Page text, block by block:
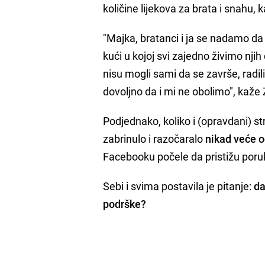
količine lijekova za brata i snahu,
"Majka, bratanci i ja se nadamo
kući u kojoj svi zajedno živimo
nisu mogli sami da se završe,
dovoljno da i mi ne obolimo", kaže
Podjednako, koliko i (opravdani)
zabrinulo i razočaralo nikad veće
Facebooku počele da pristižu
Sebi i svima postavila je pitanje:
podrške?